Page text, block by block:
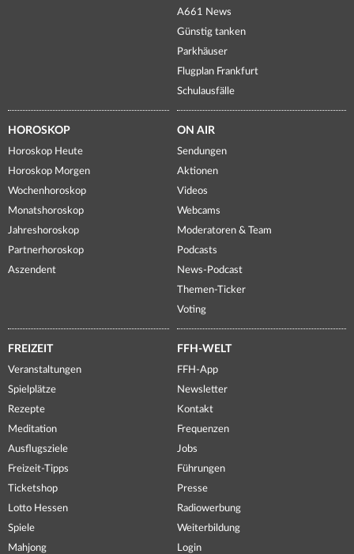
A661 News
Günstig tanken
Parkhäuser
Flugplan Frankfurt
Schulausfälle
HOROSKOP
Horoskop Heute
Horoskop Morgen
Wochenhoroskop
Monatshoroskop
Jahreshoroskop
Partnerhoroskop
Aszendent
ON AIR
Sendungen
Aktionen
Videos
Webcams
Moderatoren & Team
Podcasts
News-Podcast
Themen-Ticker
Voting
FREIZEIT
Veranstaltungen
Spielplätze
Rezepte
Meditation
Ausflugsziele
Freizeit-Tipps
Ticketshop
Lotto Hessen
Spiele
Mahjong
FFH-WELT
FFH-App
Newsletter
Kontakt
Frequenzen
Jobs
Führungen
Presse
Radiowerbung
Weiterbildung
Login